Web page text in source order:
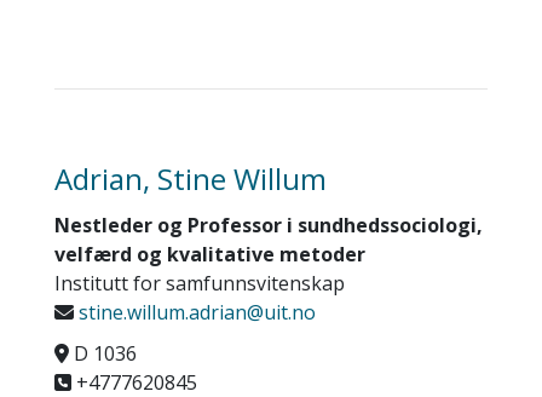
Adrian, Stine Willum
Nestleder og Professor i sundhedssociologi,
velfærd og kvalitative metoder
Institutt for samfunnsvitenskap
stine.willum.adrian@uit.no
D 1036
+4777620845